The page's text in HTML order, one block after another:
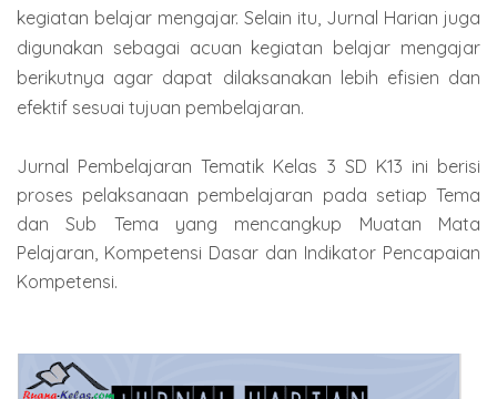
kegiatan belajar mengajar. Selain itu, Jurnal Harian juga
digunakan sebagai acuan kegiatan belajar mengajar
berikutnya agar dapat dilaksanakan lebih efisien dan
efektif sesuai tujuan pembelajaran.
Jurnal Pembelajaran Tematik Kelas 3 SD K13 ini berisi
proses pelaksanaan pembelajaran pada setiap Tema
dan Sub Tema yang mencangkup Muatan Mata
Pelajaran, Kompetensi Dasar dan Indikator Pencapaian
Kompetensi.